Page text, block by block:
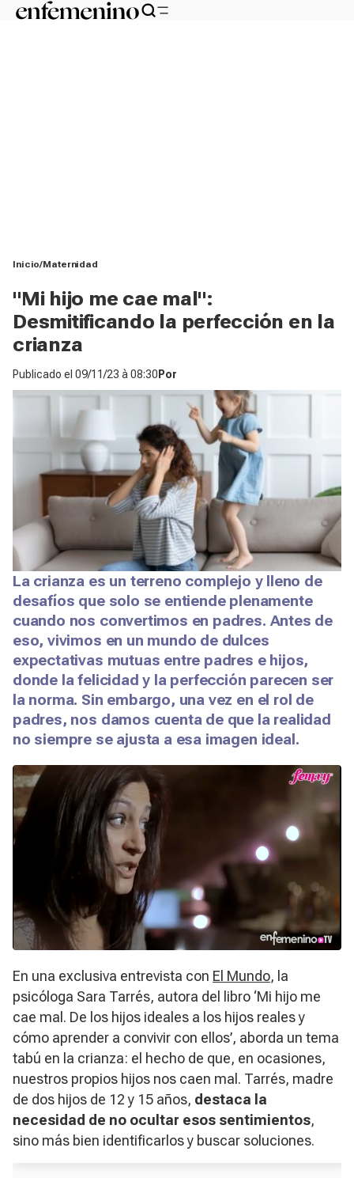
Inicio Maternidad
"Mi hijo me cae mal":
Desmitificando la perfección en la
crianza
Publicado el 09/11/23 à 08:30 Por
La crianza es un terreno complejo y lleno de
desafíos que solo se entiende plenamente
cuando nos convertimos en padres. Antes de
eso, vivimos en un mundo de dulces
expectativas mutuas entre padres e hijos,
donde la felicidad y la perfección parecen ser
la norma. Sin embargo, una vez en el rol de
padres, nos damos cuenta de que la realidad
no siempre se ajusta a esa imagen ideal.
En una exclusiva entrevista con El Mundo, la
psicóloga Sara Tarrés, autora del libro ‘Mi hijo me
cae mal. De los hijos ideales a los hijos reales y
cómo aprender a convivir con ellos’, aborda un tema
tabú en la crianza: el hecho de que, en ocasiones,
nuestros propios hijos nos caen mal. Tarrés, madre
de dos hijos de 12 y 15 años, destaca la
necesidad de no ocultar esos sentimientos,
sino más bien identificarlos y buscar soluciones.